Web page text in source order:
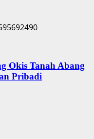
Okis Tanah Abang
Pribadi